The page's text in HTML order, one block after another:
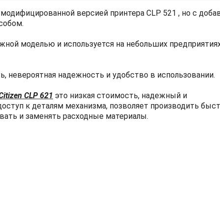
модифицированной версией принтера CLP 521 , но с
моделью и используется на небольших
невероятная надежность и удобство в использовании.
CLP 621 это низкая стоимость, надежный и
к деталям механизма, позволяет производить
и заменять расходные материалы.